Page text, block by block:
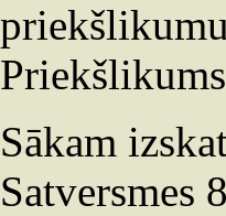
Sākam
Satversmes